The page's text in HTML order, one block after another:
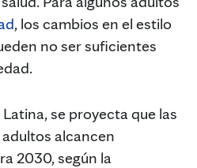
, los cambios en el estilo
no ser suficientes
se proyecta que las
alcancen
2030, según la